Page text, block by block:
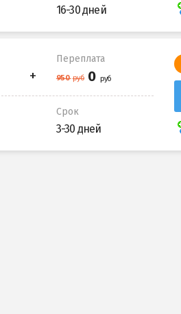
16-30 дней
Переплата
Срок
3-30 дней